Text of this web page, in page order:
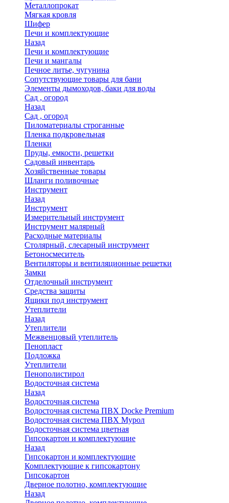
Металлопрокат
Мягкая кровля
Шифер
Печи и комплектующие
Назад
Печи и комплектующие
Печи и мангалы
Печное литье, чугунина
Сопутствующие товары для бани
Элементы дымоходов, баки для воды
Сад , огород
Назад
Сад , огород
Пиломатериалы строганные
Пленка подкровельная
Пленки
Пруды, емкости, решетки
Садовый инвентарь
Хозяйственные товары
Шланги поливочные
Инструмент
Назад
Инструмент
Измерительный инструмент
Инструмент малярный
Расходные материалы
Столярный, слесарный инструмент
Бетоносмеситель
Вентиляторы и вентиляционные решетки
Замки
Отделочный инструмент
Средства защиты
Ящики под инструмент
Утеплители
Назад
Утеплители
Межвенцовый утеплитель
Пенопласт
Подложка
Утеплители
Пенополистирол
Водосточная система
Назад
Водосточная система
Водосточная система ПВХ Docke Premium
Водосточная система ПВХ Мурол
Водосточная система цветная
Гипсокартон и комплектующие
Назад
Гипсокартон и комплектующие
Комплектующие к гипсокартону
Гипсокартон
Дверное полотно, комплектующие
Назад